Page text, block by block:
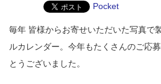
Pocket
毎年 皆様からお寄せいただいた写真で
ルカレンダー。今年もたくさんのご応
とうございました。